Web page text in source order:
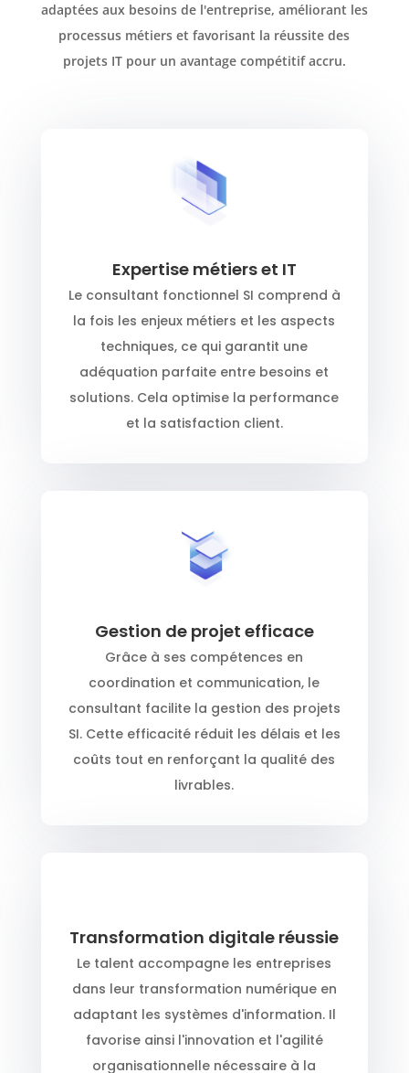
adaptées aux besoins de l'entreprise, améliorant les
processus métiers et favorisant la réussite des
projets IT pour un avantage compétitif accru.
Expertise métiers et IT
Le consultant fonctionnel SI comprend à
la fois les enjeux métiers et les aspects
techniques, ce qui garantit une
adéquation parfaite entre besoins et
solutions. Cela optimise la performance
et la satisfaction client.
Gestion de projet efficace
Grâce à ses compétences en
coordination et communication, le
consultant facilite la gestion des projets
SI. Cette efficacité réduit les délais et les
coûts tout en renforçant la qualité des
livrables.
Transformation digitale réussie
Le talent accompagne les entreprises
dans leur transformation numérique en
adaptant les systèmes d'information. Il
favorise ainsi l'innovation et l'agilité
organisationnelle nécessaire à la